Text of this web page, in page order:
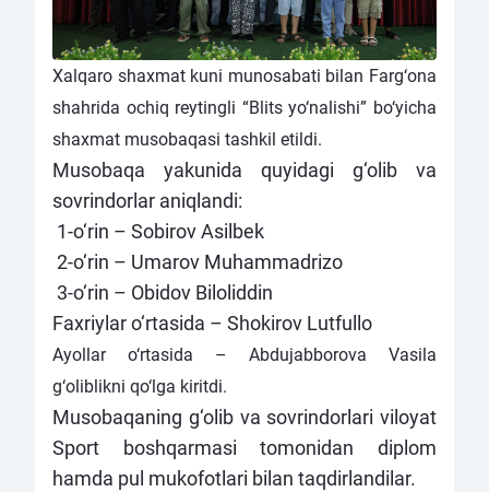
Xalqaro shaxmat kuni munosabati bilan Farg‘ona
shahrida ochiq reytingli “Blits yo‘nalishi” bo‘yicha
shaxmat musobaqasi tashkil etildi.
Musobaqa yakunida quyidagi g‘olib va
sovrindorlar aniqlandi:
1-o‘rin – Sobirov Asilbek
2-o‘rin – Umarov Muhammadrizo
3-o‘rin – Obidov Biloliddin
Faxriylar o‘rtasida – Shokirov Lutfullo
Ayollar o‘rtasida – Abdujabborova Vasila
g‘oliblikni qo‘lga kiritdi.
Musobaqaning g‘olib va sovrindorlari viloyat
Sport boshqarmasi tomonidan diplom
hamda pul mukofotlari bilan taqdirlandilar.